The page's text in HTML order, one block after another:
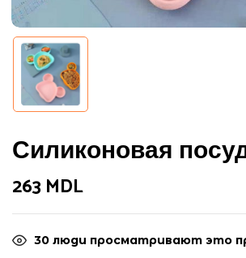
Силиконовая
263 MDL
30 люди просматривают это